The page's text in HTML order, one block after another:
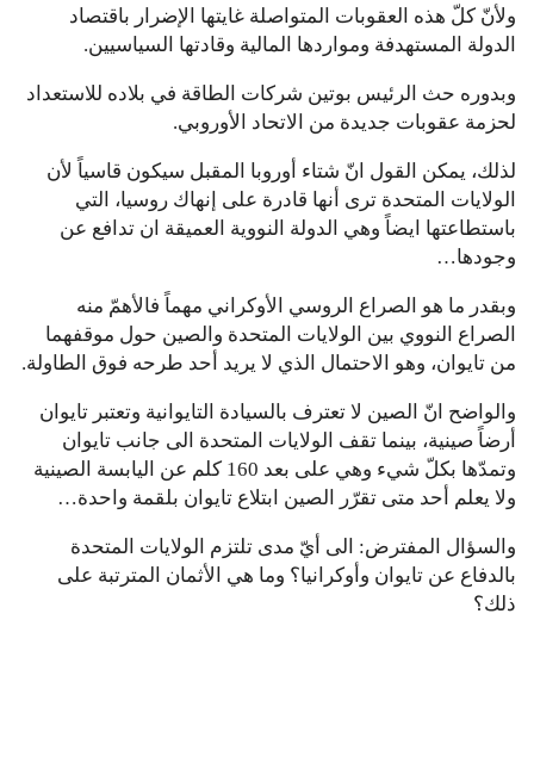
ولأنّ كلّ هذه العقوبات المتواصلة غايتها الإضرار باقتصاد
الدولة المستهدفة ومواردها المالية وقادتها السياسيين.
وبدوره حث الرئيس بوتين شركات الطاقة في بلاده للاستعداد
لحزمة عقوبات جديدة من الاتحاد الأوروبي.
لذلك، يمكن القول انّ شتاء أوروبا المقبل سيكون قاسياً لأن
الولايات المتحدة ترى أنها قادرة على إنهاك روسيا، التي
باستطاعتها ايضاً وهي الدولة النووية العميقة ان تدافع عن
وجودها…
وبقدر ما هو الصراع الروسي الأوكراني مهماً فالأهمّ منه
الصراع النووي بين الولايات المتحدة والصين حول موقفهما
من تايوان، وهو الاحتمال الذي لا يريد أحد طرحه فوق الطاولة.
والواضح انّ الصين لا تعترف بالسيادة التايوانية وتعتبر تايوان
أرضاً صينية، بينما تقف الولايات المتحدة الى جانب تايوان
وتمدّها بكلّ شيء وهي على بعد 160 كلم عن اليابسة الصينية
ولا يعلم أحد متى تقرّر الصين ابتلاع تايوان بلقمة واحدة…
والسؤال المفترض: الى أيّ مدى تلتزم الولايات المتحدة
بالدفاع عن تايوان وأوكرانيا؟ وما هي الأثمان المترتبة على
ذلك؟